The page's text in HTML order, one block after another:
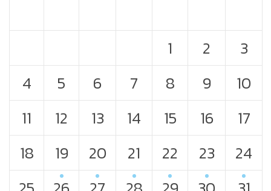
1 2
3
4
5 6 7 8 9
10
11
12 13 14 15 16
17
18
19 20 21 22 23
24